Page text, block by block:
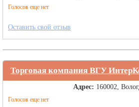
Голосов еще нет
Оставить свой отзыв
Торговая компания ВГУ
Голосов еще нет
Адрес: 160002,